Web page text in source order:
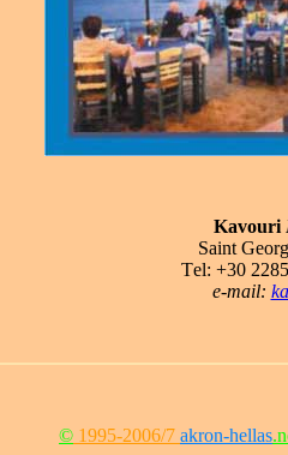
Kavouri
Saint
Τel: +30
e-mail:
© 1995-2006/7 akron-hellas